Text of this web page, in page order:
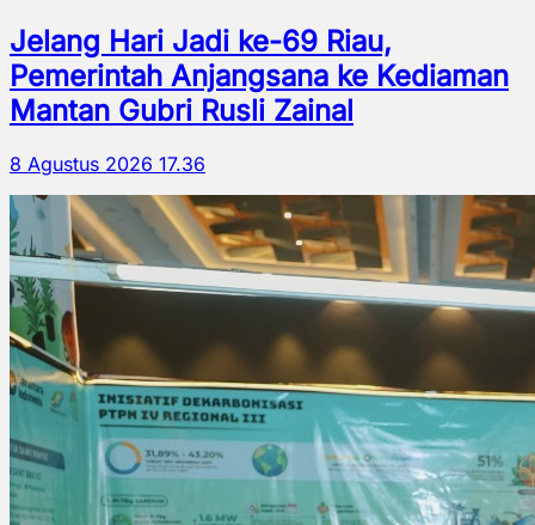
Jelang Hari Jadi ke-69 Riau,
Pemerintah Anjangsana ke Kediaman
Mantan Gubri Rusli Zainal
8 Agustus 2026 17.36